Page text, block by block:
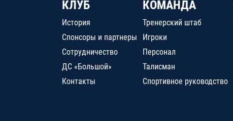
КЛУБ
История
Спонсоры и партнеры
Сотрудничество
ДС «Большой»
Контакты
КОМАНДА
Тренерский штаб
Игроки
Персонал
Талисман
Спортивное руководство